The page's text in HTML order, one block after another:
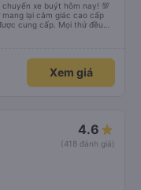
xe buýt hôm nay! 💯
lại cảm giác cao cấp
cung cấp. Mọi thứ đều
bụng, hữu ích và chu đáo,
từ đầu đến cuối. Rất đáng
thiện với người dùng và
đều diễn ra suôn sẻ!
Xem giá
4.6
(418 đánh giá)